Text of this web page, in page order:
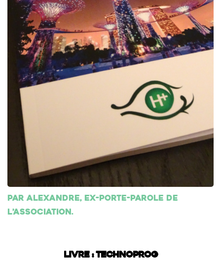
Par Alexandre, ex-porte-parole de
l’association.
Livre : Technoprog